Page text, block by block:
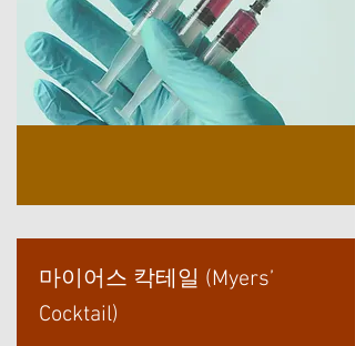
마이어스 칵테일 (Myers’
Cocktail)